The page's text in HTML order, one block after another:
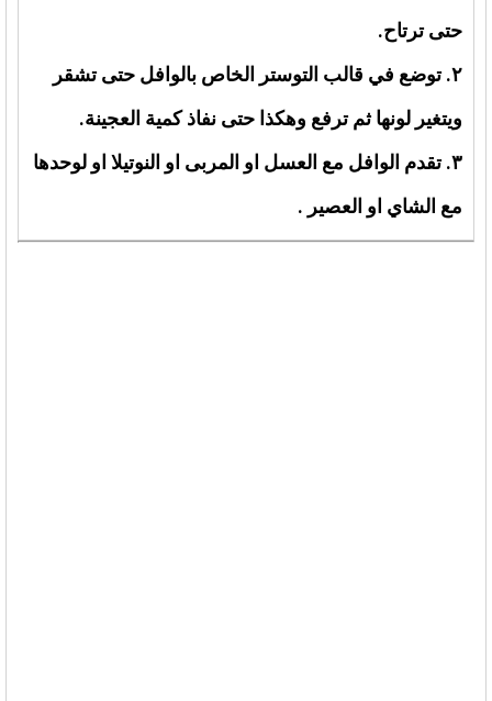
حتى ترتاح.
٢. توضع في قالب التوستر الخاص بالوافل حتى تشقر
ويتغير لونها ثم ترفع وهكذا حتى نفاذ كمية العجينة.
٣. تقدم الوافل مع العسل او المربى او النوتيلا او لوحدها
مع الشاي او العصير .